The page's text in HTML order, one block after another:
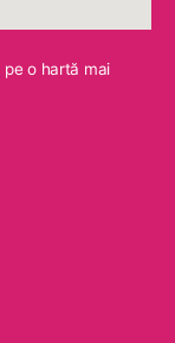
pe o hartă mai